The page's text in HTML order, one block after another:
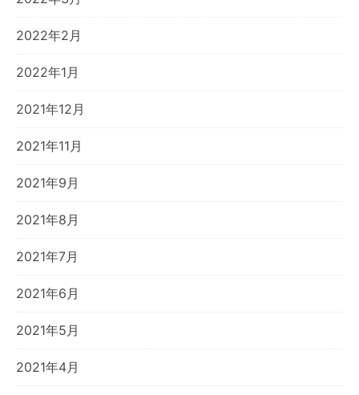
2022年2月
2022年1月
2021年12月
2021年11月
2021年9月
2021年8月
2021年7月
2021年6月
2021年5月
2021年4月